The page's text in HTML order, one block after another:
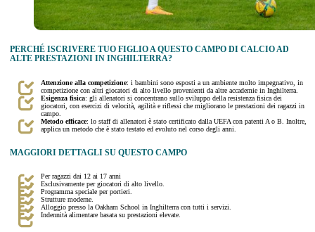
PERCHÉ ISCRIVERE TUO FIGLIO A QUESTO CAMPO DI CALCIO AD
ALTE PRESTAZIONI IN INGHILTERRA?
Attenzione alla competizione: i bambini sono esposti a un ambiente molto impegnativo, in
competizione con altri giocatori di alto livello provenienti da altre accademie in Inghilterra.
Esigenza fisica: gli allenatori si concentrano sullo sviluppo della resistenza fisica dei
giocatori, con esercizi di velocità, agilità e riflessi che migliorano le prestazioni dei ragazzi in
campo.
Metodo efficace: lo staff di allenatori è stato certificato dalla UEFA con patenti A o B. Inoltre,
applica un metodo che è stato testato ed evoluto nel corso degli anni.
MAGGIORI DETTAGLI SU QUESTO CAMPO
Per ragazzi dai 12 ai 17 anni
Esclusivamente per giocatori di alto livello.
Programma speciale per portieri.
Strutture moderne.
Alloggio presso la Oakham School in Inghilterra con tutti i servizi.
Indennità alimentare basata su prestazioni elevate.